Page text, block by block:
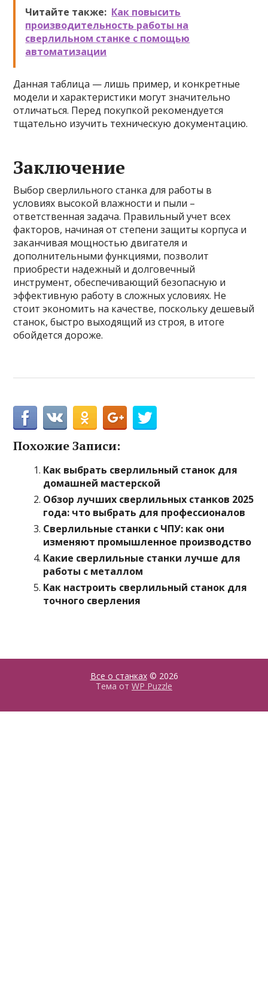
Читайте также: Как повысить
производительность работы на
сверлильном станке с помощью
автоматизации
Данная таблица — лишь пример, и конкретные
модели и характеристики могут значительно
отличаться. Перед покупкой рекомендуется
тщательно изучить техническую документацию.
Заключение
Выбор сверлильного станка для работы в
условиях высокой влажности и пыли –
ответственная задача. Правильный учет всех
факторов, начиная от степени защиты корпуса и
заканчивая мощностью двигателя и
дополнительными функциями, позволит
приобрести надежный и долговечный
инструмент, обеспечивающий безопасную и
эффективную работу в сложных условиях. Не
стоит экономить на качестве, поскольку дешевый
станок, быстро выходящий из строя, в итоге
обойдется дороже.
Похожие Записи:
Как выбрать сверлильный станок для
домашней мастерской
Обзор лучших сверлильных станков 2025
года: что выбрать для профессионалов
Сверлильные станки с ЧПУ: как они
изменяют промышленное производство
Какие сверлильные станки лучше для
работы с металлом
Как настроить сверлильный станок для
точного сверления
Все о станках© 2026
Тема от WP Puzzle